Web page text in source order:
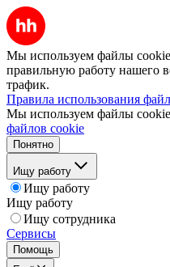
Мы используем файлы
правильную работу нашего
трафик.
Правила использования
Мы используем файлы
файлов cookie
Понятно
Ищу работу
Ищу работу
Ищу работу
Ищу сотрудника
Сервисы
Помощь